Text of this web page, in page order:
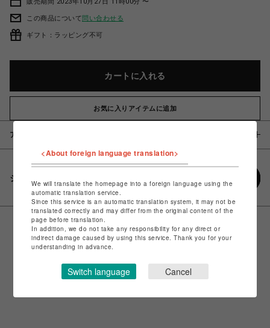
この商品について問い合わせる
ギフト：ラッピング不可
カートに入れる
お気に入りアイテムに追加
アイテム説明 / 素材
シェアする
<About foreign language translation>
We will translate the homepage into a foreign language using the
automatic translation service.
Since this service is an automatic translation system, it may not be
translated correctly and may differ from the original content of the
page before translation.
In addition, we do not take any responsibility for any direct or
indirect damage caused by using this service. Thank you for your
understanding in advance.
Switch language Cancel